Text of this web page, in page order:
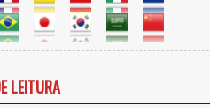
LEITURA